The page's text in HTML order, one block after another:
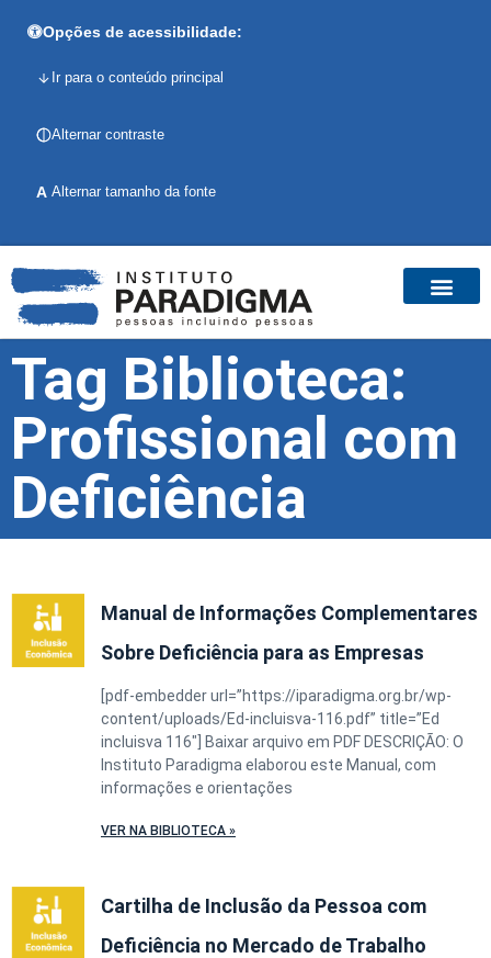
Opções de acessibilidade:
Ir para o conteúdo principal
Alternar contraste
A Alternar tamanho da fonte
Tag Biblioteca:
Profissional com
Deficiência
Manual de Informações Complementares
Sobre Deficiência para as Empresas
[pdf-embedder url=”https://iparadigma.org.br/wp-
content/uploads/Ed-incluisva-116.pdf” title=”Ed
incluisva 116″] Baixar arquivo em PDF DESCRIÇÃO: O
Instituto Paradigma elaborou este Manual, com
informações e orientações
VER NA BIBLIOTECA »
Cartilha de Inclusão da Pessoa com
Deficiência no Mercado de Trabalho